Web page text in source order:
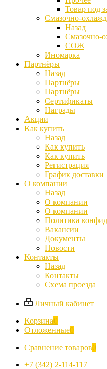
Товар под
Смазочно-
Назад
Смазочно-
СОЖ
Иномарка
Партнёры
Назад
Партнёры
Партнёры
Сертификаты
Награды
Акции
Как купить
Назад
Как купить
Как купить
Регистрация
График доставки
О компании
Назад
О компании
О компании
Политика
Вакансии
Документы
Новости
Контакты
Назад
Контакты
Схема проезда
Личный кабинет
Корзина0
Отложенные0
Сравнение товаров0
+7 (342) 2-114-117